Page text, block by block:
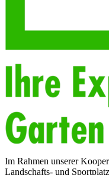
Im Rahmen unserer
Landschafts- und